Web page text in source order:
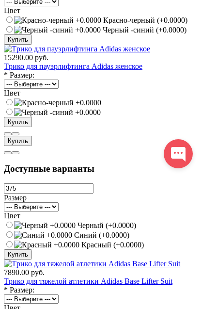
Цвет
Красно-черный (+0.0000)
Черный -синий (+0.0000)
Купить
15290.00 руб.
Tрико для пауэрлифтинга Adidas женское
* Размер:
Цвет
Купить
Купить
Доступные варианты
Размер
Цвет
Черный (+0.0000)
Синий (+0.0000)
Красный (+0.0000)
Купить
7890.00 руб.
Tрико для тяжелой атлетики Adidas Base Lifter Suit
* Размер: